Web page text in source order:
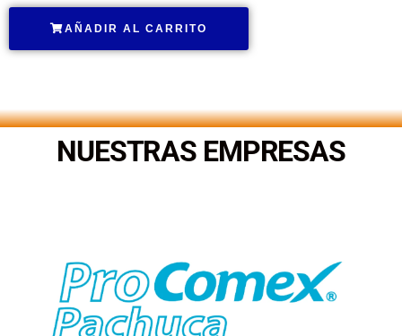
AÑADIR AL CARRITO
NUESTRAS EMPRESAS